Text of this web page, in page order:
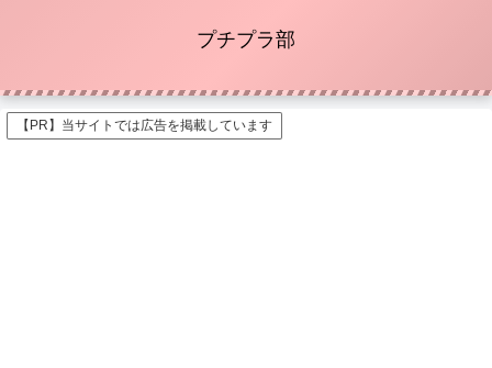
プチプラ部
【PR】当サイトでは広告を掲載しています